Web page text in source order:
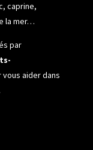
caprine,
la mer…
par
vous aider dans